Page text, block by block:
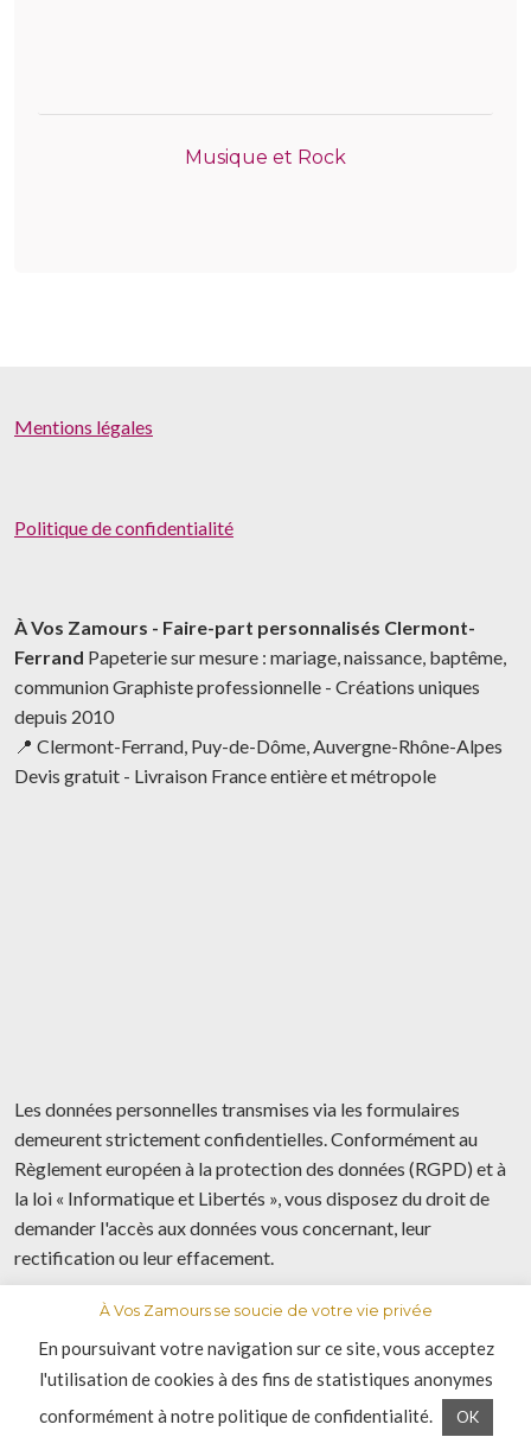
Musique et Rock
Mentions légales
Politique de confidentialité
À Vos Zamours - Faire-part personnalisés Clermont-
Ferrand Papeterie sur mesure : mariage, naissance, baptême,
communion Graphiste professionnelle - Créations uniques
depuis 2010
📍 Clermont-Ferrand, Puy-de-Dôme, Auvergne-Rhône-Alpes
Devis gratuit - Livraison France entière et métropole
Les données personnelles transmises via les formulaires
demeurent strictement confidentielles. Conformément au
Règlement européen à la protection des données (RGPD) et à
la loi « Informatique et Libertés », vous disposez du droit de
demander l'accès aux données vous concernant, leur
rectification ou leur effacement.
© 2020 Avoszamours. Toute reproduction interdite
À Vos Zamours se soucie de votre vie privée
En poursuivant votre navigation sur ce site, vous acceptez
l'utilisation de cookies à des fins de statistiques anonymes
conformément à notre politique de confidentialité.
OK